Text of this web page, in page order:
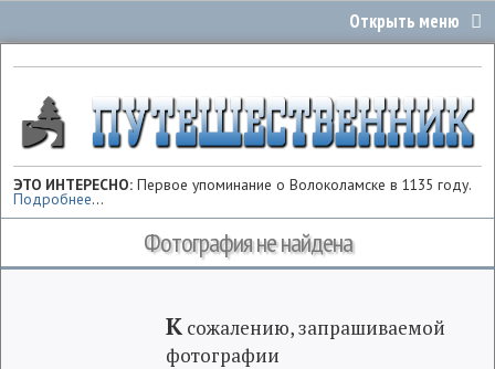
ЭТО ИНТЕРЕСНО: Первое упоминание о Волоколамске в 1135 году.
Подробнее...
Фотография не найдена
К сожалению, запрашиваемой
фотографии